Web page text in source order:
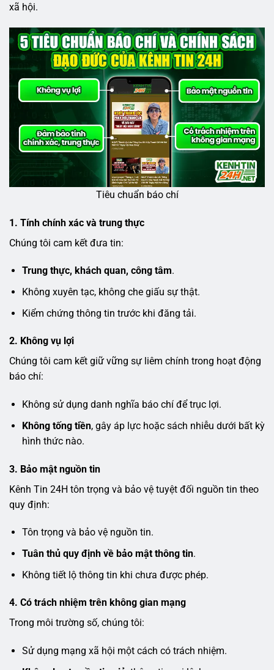
xã hội.
Tiêu chuẩn báo chí
1. Tính chính xác và trung thực
Chúng tôi cam kết đưa tin:
Trung thực, khách quan, công tâm.
Không xuyên tạc, không che giấu sự thật.
Kiểm chứng thông tin trước khi đăng tải.
2. Không vụ lợi
Chúng tôi cam kết giữ vững sự liêm chính trong hoạt động
báo chí:
Không sử dụng danh nghĩa báo chí để trục lợi.
Không tống tiền, gây áp lực hoặc sách nhiễu dưới bất kỳ
hình thức nào.
3. Bảo mật nguồn tin
Kênh Tin 24H tôn trọng và bảo vệ tuyệt đối nguồn tin theo
quy định:
Tôn trọng và bảo vệ nguồn tin.
Tuân thủ quy định về bảo mật thông tin.
Không tiết lộ thông tin khi chưa được phép.
4. Có trách nhiệm trên không gian mạng
Trong môi trường số, chúng tôi:
Sử dụng mạng xã hội một cách có trách nhiệm.